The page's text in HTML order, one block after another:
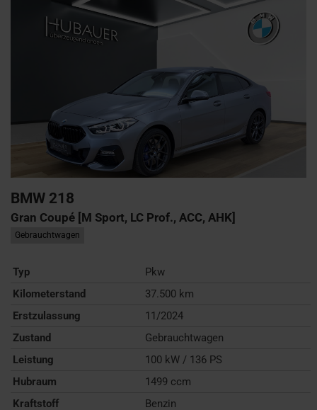
BMW 218
Gran Coupé [M Sport, LC Prof., ACC, AHK]
Gebrauchtwagen
Typ
Pkw
Kilometerstand
37.500 km
Erstzulassung
11/2024
Zustand
Gebrauchtwagen
Leistung
100 kW / 136 PS
Hubraum
1499 ccm
Kraftstoff
Benzin